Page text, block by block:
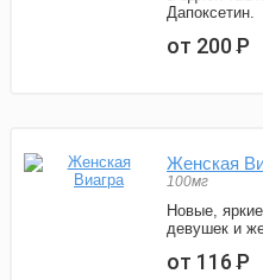
Дапоксетин.
от 200Р
Женская
100мг
Новые,
девушек и
от 116Р